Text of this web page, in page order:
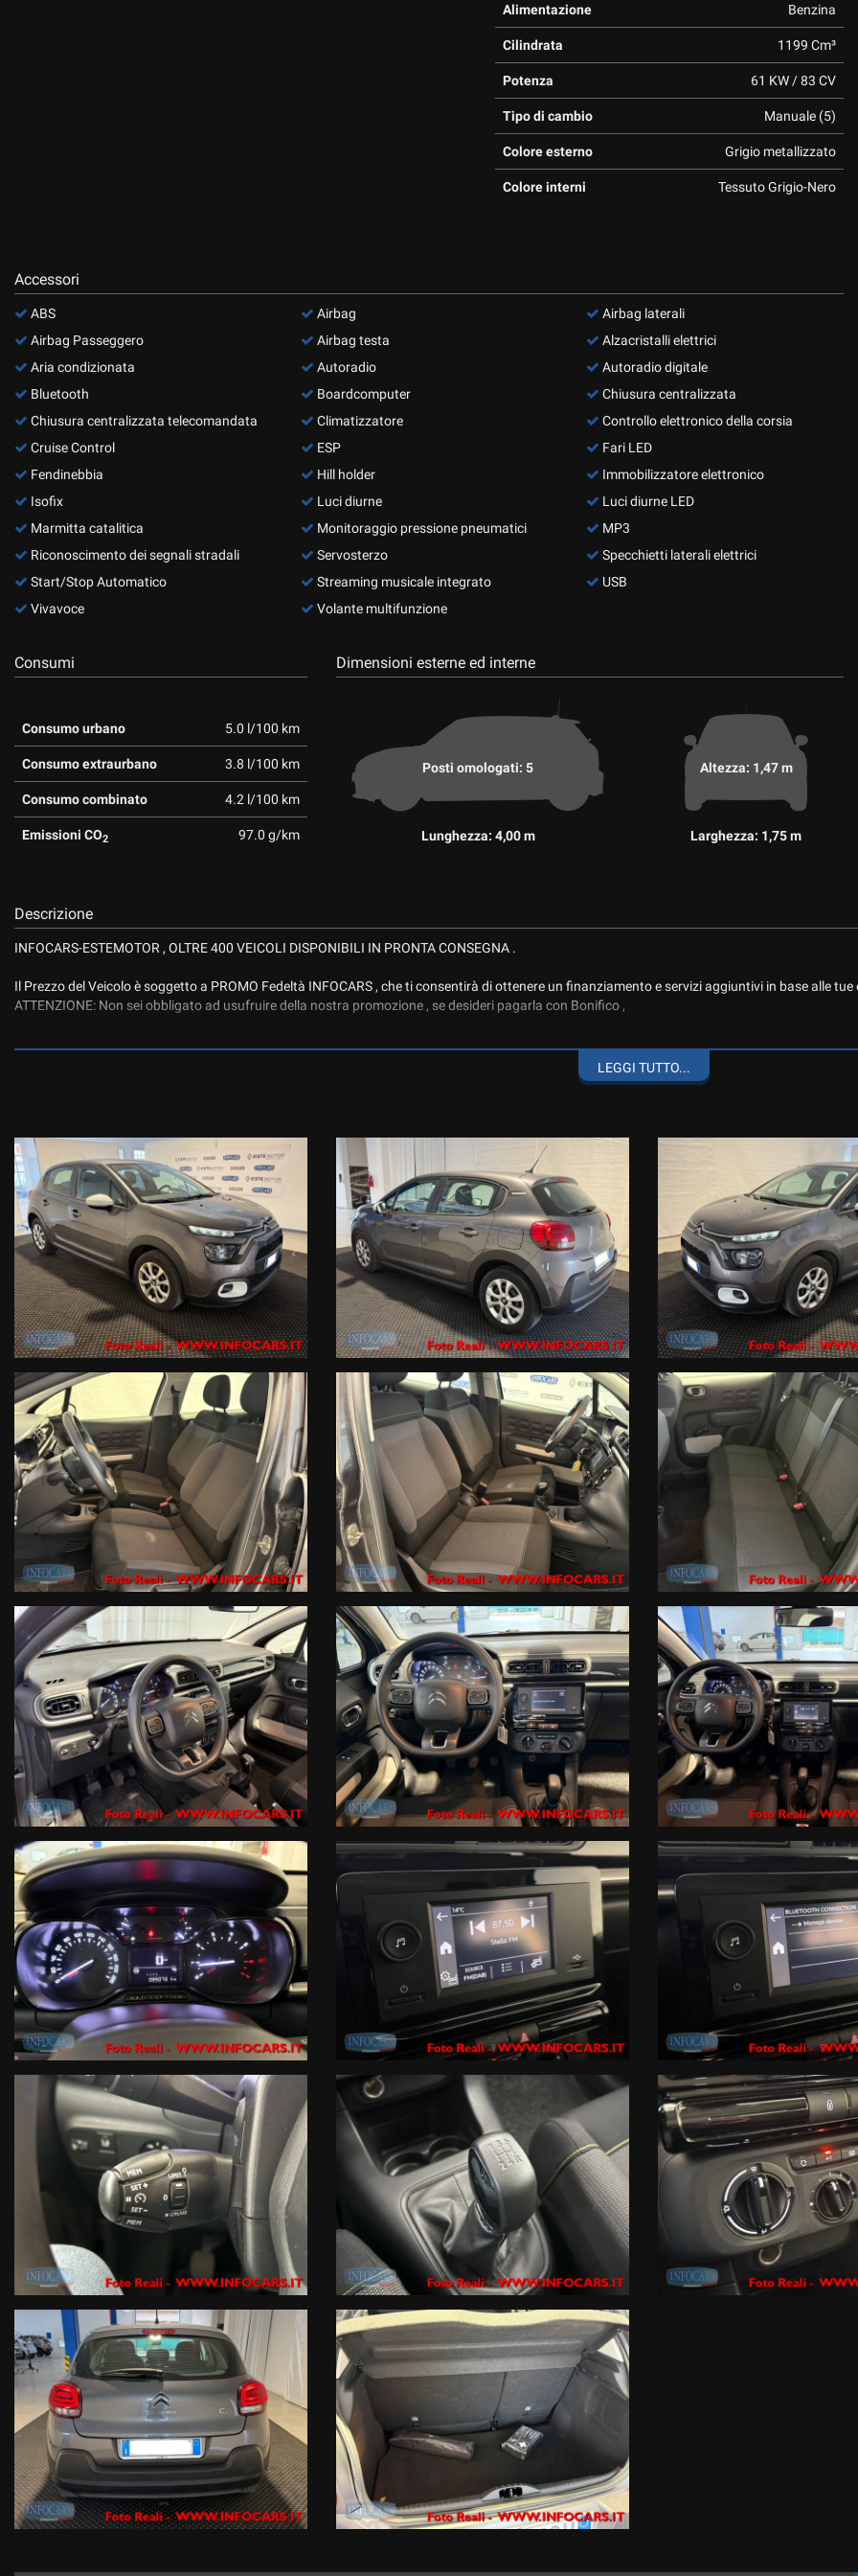
Alimentazione Benzina
Cilindrata 1199 Cm³
Potenza 61 KW / 83 CV
Tipo di cambio Manuale (5)
Colore esterno Grigio metallizzato
Colore interni Tessuto Grigio-Nero
Accessori
ABS
Airbag Passeggero
Aria condizionata
Bluetooth
Chiusura centralizzata telecomandata
Cruise Control
Fendinebbia
Isofix
Marmitta catalitica
Riconoscimento dei segnali stradali
Start/Stop Automatico
Vivavoce
Airbag
Airbag testa
Autoradio
Boardcomputer
Climatizzatore
ESP
Hill holder
Luci diurne
Monitoraggio pressione pneumatici
Servosterzo
Streaming musicale integrato
Volante multifunzione
Airbag laterali
Alzacristalli elettrici
Autoradio digitale
Chiusura centralizzata
Controllo elettronico della corsia
Fari LED
Immobilizzatore elettronico
Luci diurne LED
MP3
Specchietti laterali elettrici
USB
Consumi
Consumo urbano 5.0 l/100 km
Consumo extraurbano 3.8 l/100 km
Consumo combinato 4.2 l/100 km
Emissioni CO2 97.0 g/km
Dimensioni esterne ed interne
Posti omologati: 5
Lunghezza: 4,00 m
Altezza: 1,47 m
Larghezza: 1,75 m
Descrizione
INFOCARS-ESTEMOTOR , OLTRE 400 VEICOLI DISPONIBILI IN PRONTA CONSEGNA .
Il Prezzo del Veicolo è soggetto a PROMO Fedeltà INFOCARS , che ti consentirà di ottenere un finanziamento e servizi aggiuntivi in base alle
ATTENZIONE: Non sei obbligato ad usufruire della nostra promozione , se desideri pagarla con Bonifico ,
Il veicolo è realmente disponibile presso le nostre 3 sedi di ESTE PD :
1- Viale dell’Industria 10
2- Via Atheste 38 A
3- Via Atheste 65 , rivenditore autorizzato ed officina specializzata per i marchi Renault e Dacia
Prenota il tuo test drive o chiedi informazioni o il numero di targa ( che viene oscurata solo per la privacy del precedente proprietario ) ai nostri
Tel. 042950330 oppure 0429603873 Mail info@infocars.it
Se hai un usato da permutare mandaci alcune foto con targa e breve descrizione del mezzo che ci vuoi rientrare al numero diretto whatsapp
immediata !
I NOSTRI SERVIZI COMPRENDONO :Garanzia legale di conformità gestita dalle migliori Società di Gestione certificate in Italia di 12 mesi ;
compagnia Assicurativa a livello internazionale .
Finanziamenti con le primarie compagnie europee a tassi agevolati anche con zero anticipo e rate sino a 120 mesi ,
Servizi assicurativi complementari ( Polizze KASKO , furto, incendio , cristalli , atti vandalici , protezione del credito, Kasko finanziaria . Siamo
Officina Specializzata multimarca ed autorizzata Renault DACIA , noleggio a breve termine .
ATTENZIONE: Le informazioni relative ai veicoli pubblicate in questo portale non rappresentano informazioni precontrattuali previste dal
che dovrà essere completata da specifiche informazioni precontrattuali fornite dal Venditore prima che assumiate impegni.
INFOCARS SRL declina ogni responsabilità per eventuali involontarie incongruenze, che non rappresentano impegno di acquisto
valutazione del suo profilo finanziario effettuata dalla Finanziaria in fase di istruttoria, o in caso di richiesta di un prodotto/importo/durata
LEGGI TUTTO...
tue
scelte
qualsiasi
momento.
Cookie necessari
Cookie delle preferenze
Cookie analitici
Cookie di marketing